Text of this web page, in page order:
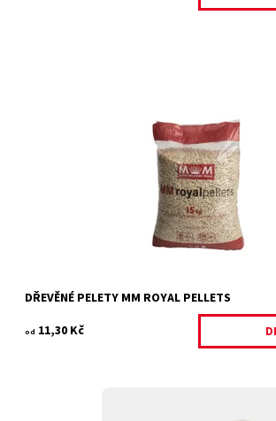
Dřevěné pelety MM Royal Pellets - surovina
piliny, hobliny, certifikace EN plus A1 POUZE
Objednáno
DŘEVĚNÉ PELETY MM ROYAL PELLETS
od 11,30 Kč
Dřevěné brikety, noční tvar kostka. CELÉ